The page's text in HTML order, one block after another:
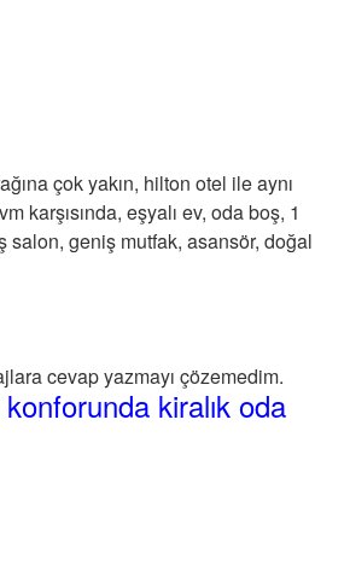
çok yakın, hilton otel ile aynı
karşısında, eşyalı ev, oda boş, 1
salon, geniş mutfak, asansör, doğal
cevap yazmayı çözemedim.
kiralık oda